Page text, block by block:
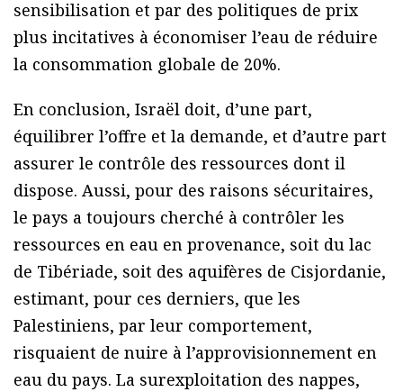
sensibilisation et par des politiques de prix
plus incitatives à économiser l’eau de réduire
la consommation globale de 20%.
En conclusion, Israël doit, d’une part,
équilibrer l’offre et la demande, et d’autre part
assurer le contrôle des ressources dont il
dispose. Aussi, pour des raisons sécuritaires,
le pays a toujours cherché à contrôler les
ressources en eau en provenance, soit du lac
de Tibériade, soit des aquifères de Cisjordanie,
estimant, pour ces derniers, que les
Palestiniens, par leur comportement,
risquaient de nuire à l’approvisionnement en
eau du pays. La surexploitation des nappes,